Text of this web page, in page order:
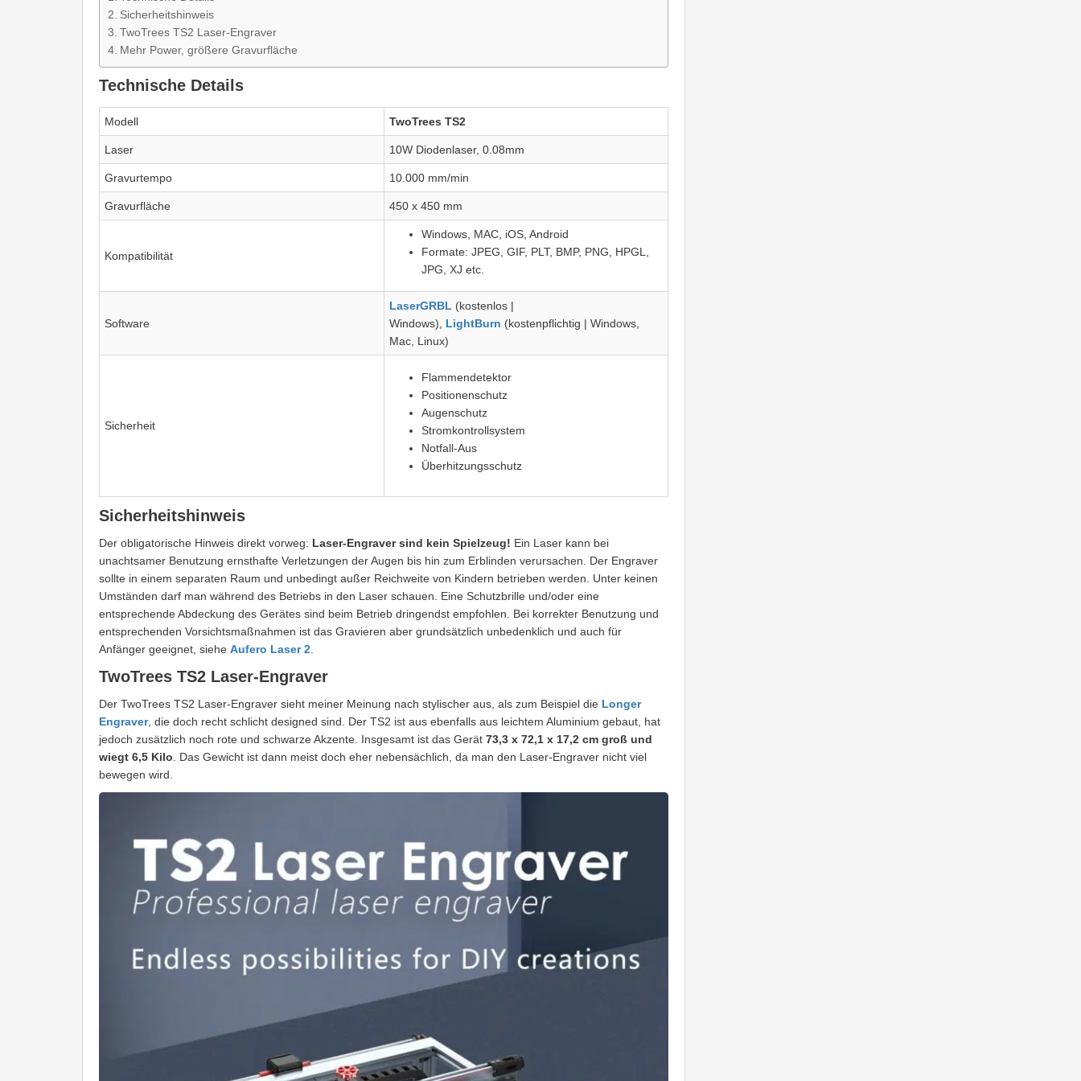
Sicherheitshinweis
TwoTrees TS2 Laser-Engraver
Mehr Power, größere Gravurfläche
Technische Details
Modell TwoTrees TS2
Laser 10W Diodenlaser, 0.08mm
Gravurtempo 10.000 mm/min
Gravurfläche 450 x 450 mm
Kompatibilität
Windows, MAC, iOS, Android
Formate: JPEG, GIF, PLT, BMP, PNG, HPGL,
JPG, XJ etc.
Software
LaserGRBL (kostenlos |
Windows), LightBurn (kostenpflichtig | Windows,
Mac, Linux)
Sicherheit
Flammendetektor
Positionenschutz
Augenschutz
Stromkontrollsystem
Notfall-Aus
Überhitzungsschutz
Sicherheitshinweis
Der obligatorische Hinweis direkt vorweg: Laser-Engraver sind kein Spielzeug! Ein Laser kann bei
unachtsamer Benutzung ernsthafte Verletzungen der Augen bis hin zum Erblinden verursachen. Der Engraver
sollte in einem separaten Raum und unbedingt außer Reichweite von Kindern betrieben werden. Unter keinen
Umständen darf man während des Betriebs in den Laser schauen. Eine Schutzbrille und/oder eine
entsprechende Abdeckung des Gerätes sind beim Betrieb dringendst empfohlen. Bei korrekter Benutzung und
entsprechenden Vorsichtsmaßnahmen ist das Gravieren aber grundsätzlich unbedenklich und auch für
Anfänger geeignet, siehe Aufero Laser 2
TwoTrees TS2 Laser-Engraver
Der TwoTrees TS2 Laser-Engraver sieht meiner Meinung nach stylischer aus, als zum Beispiel die Longer
Engraver, die doch recht schlicht designed sind. Der TS2 ist aus ebenfalls aus leichtem Aluminium gebaut, hat
jedoch zusätzlich noch rote und schwarze Akzente. Insgesamt ist das Gerät 73,3 x 72,1 x 17,2 cm groß und
wiegt 6,5 Kilo . Das Gewicht ist dann meist doch eher nebensächlich, da man den Laser-Engraver nicht viel
bewegen wird.